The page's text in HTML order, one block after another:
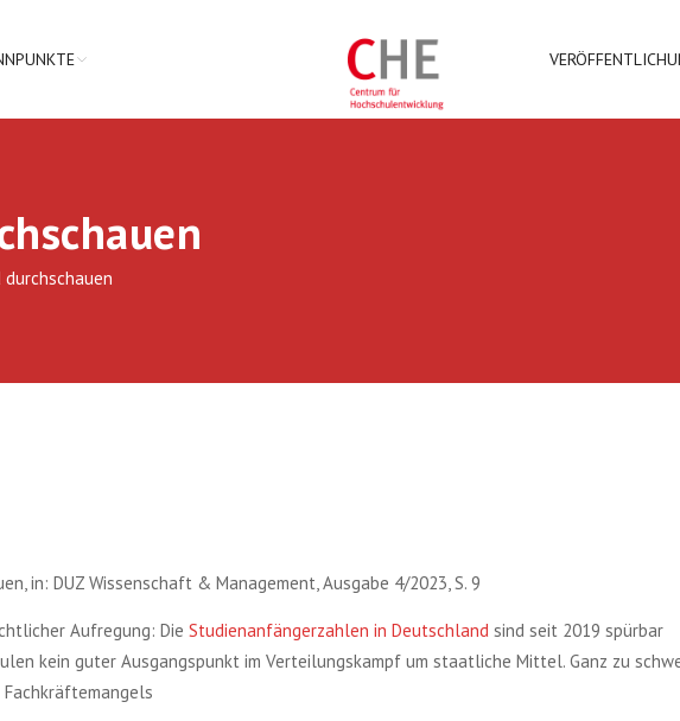
durchschauen
in: DUZ Wissenschaft & Management, Ausgabe 4/2023, S. 9
Aufregung: Die Studienanfängerzahlen in Deutschland sind seit 2019 spürbar
kein guter Ausgangspunkt im Verteilungskampf um staatliche Mittel. Ganz zu